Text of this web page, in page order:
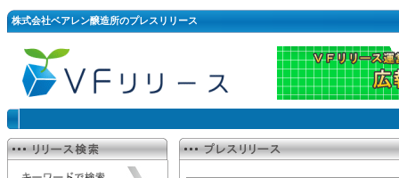
株式会社ベアレン醸造所のプレスリリース